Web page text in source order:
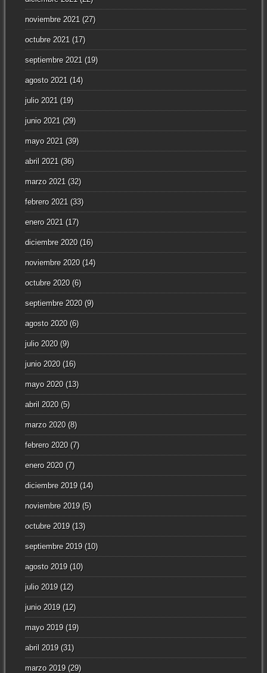
noviembre 2021 (27)
octubre 2021 (17)
septiembre 2021 (19)
agosto 2021 (14)
julio 2021 (19)
junio 2021 (29)
mayo 2021 (39)
abril 2021 (36)
marzo 2021 (32)
febrero 2021 (33)
enero 2021 (17)
diciembre 2020(16)
noviembre 2020(14)
octubre 2020(6)
septiembre 2020(9)
agosto 2020(6)
julio 2020(9)
junio 2020(16)
mayo 2020(13)
abril 2020(5)
marzo 2020(8)
febrero 2020(7)
enero 2020(7)
diciembre 2019(14)
noviembre 2019(5)
octubre 2019(13)
septiembre 2019(10)
agosto 2019(10)
julio 2019(12)
junio 2019(12)
mayo 2019(19)
abril 2019(31)
marzo 2019(29)